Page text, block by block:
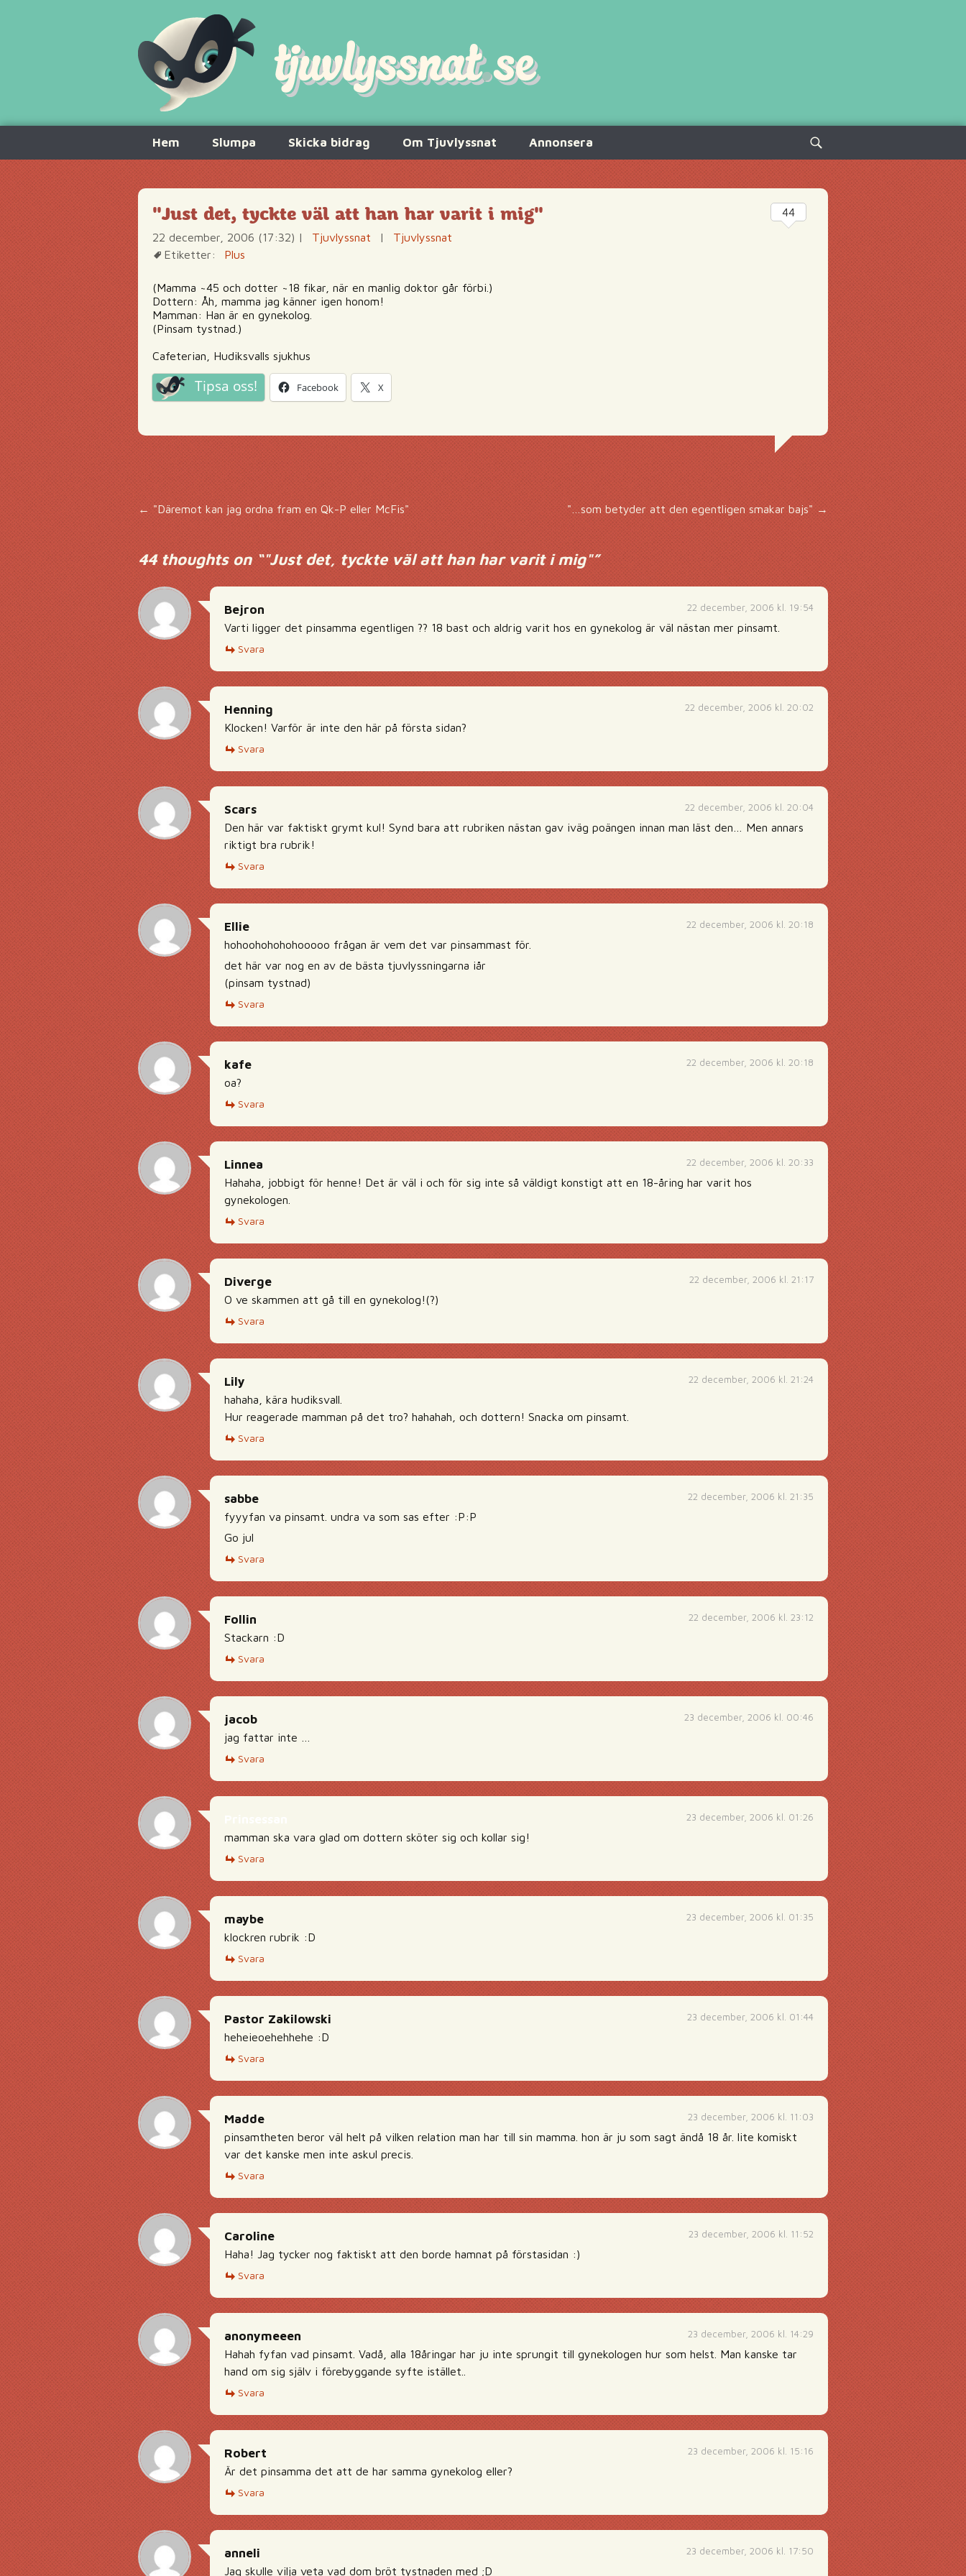
innehåll
Hem Slumpa Skicka bidrag Om Tjuvlyssnat Annonsera
Sök
efter:
"Just det, tyckte väl att han har varit i mig"
22 december, 2006 (17:32) | Tjuvlyssnat |
Tjuvlyssnat
Etiketter:
Plus
(Mamma ~45 och dotter ~18 fikar, när en manlig doktor går förbi.)
Dottern: Åh, mamma jag känner igen honom!
Mamman: Han är en gynekolog.
(Pinsam tystnad.)
Cafeterian, Hudiksvalls sjukhus
Tipsa oss! Facebook X
44
Inläggsnavigering
←"Däremot kan jag ordna fram en Qk-P eller McFis" "…som betyder att den egentligen smakar bajs" →
44 thoughts on “"Just det, tyckte väl att han har varit i mig"”
22 december, 2006 kl. 19:54
Bejron
Varti ligger det pinsamma egentligen ?? 18 bast och aldrig varit hos en gynekolog är väl nästan mer pinsamt.
Svara
22 december, 2006 kl. 20:02
Henning
Klocken! Varför är inte den här på första sidan?
Svara
22 december, 2006 kl. 20:04
Scars
Den här var faktiskt grymt kul! Synd bara att rubriken nästan gav iväg poängen innan man läst den… Men annars
riktigt bra rubrik!
Svara
22 december, 2006 kl. 20:18
Ellie
hohoohohohohooooo frågan är vem det var pinsammast för.
det här var nog en av de bästa tjuvlyssningarna iår
(pinsam tystnad)
Svara
22 december, 2006 kl. 20:18
kafe
oa?
Svara
22 december, 2006 kl. 20:33
Linnea
Hahaha, jobbigt för henne! Det är väl i och för sig inte så väldigt konstigt att en 18-åring har varit hos
gynekologen.
Svara
22 december, 2006 kl. 21:17
Diverge
O ve skammen att gå till en gynekolog!(?)
Svara
22 december, 2006 kl. 21:24
Lily
hahaha, kära hudiksvall.
Hur reagerade mamman på det tro? hahahah, och dottern! Snacka om pinsamt.
Svara
22 december, 2006 kl. 21:35
sabbe
fyyyfan va pinsamt. undra va som sas efter :P:P
Go jul
Svara
22 december, 2006 kl. 23:12
Follin
Stackarn :D
Svara
23 december, 2006 kl. 00:46
jacob
jag fattar inte …
Svara
23 december, 2006 kl. 01:26
mamman ska vara glad om dottern sköter sig och kollar sig!
Svara
23 december, 2006 kl. 01:35
maybe
klockren rubrik :D
Svara
23 december, 2006 kl. 01:44
Pastor Zakilowski
heheieoehehhehe :D
Svara
23 december, 2006 kl. 11:03
Madde
pinsamtheten beror väl helt på vilken relation man har till sin mamma. hon är ju som sagt ändå 18 år. lite komiskt
var det kanske men inte askul precis.
Svara
23 december, 2006 kl. 11:52
Caroline
Haha! Jag tycker nog faktiskt att den borde hamnat på förstasidan :)
Svara
23 december, 2006 kl. 14:29
anonymeeen
Hahah fyfan vad pinsamt. Vadå, alla 18åringar har ju inte sprungit till gynekologen hur som helst. Man kanske tar
hand om sig själv i förebyggande syfte istället..
Svara
23 december, 2006 kl. 15:16
Robert
Är det pinsamma det att de har samma gynekolog eller?
Svara
23 december, 2006 kl. 17:50
anneli
Jag skulle vilja veta vad dom bröt tystnaden med ;D